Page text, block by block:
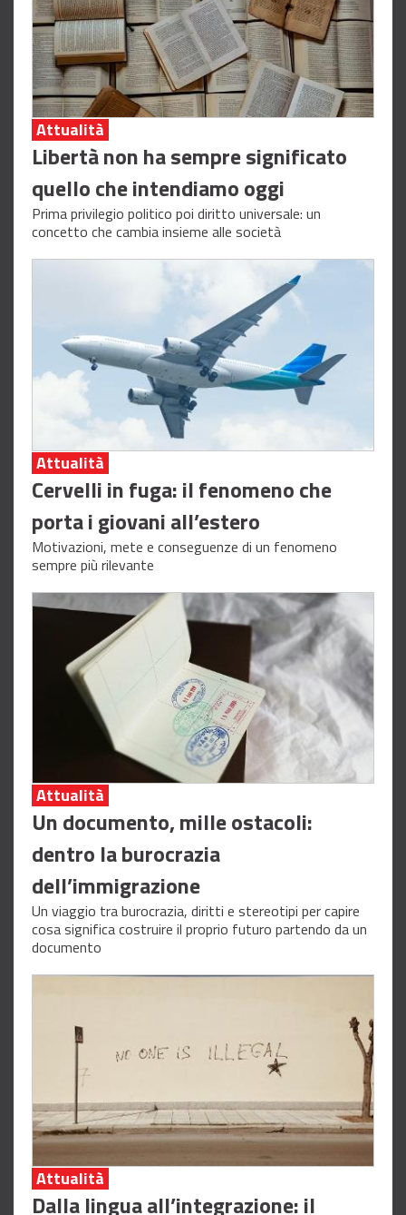
Attualità
Libertà non ha sempre significato
quello che intendiamo oggi
Prima privilegio politico poi diritto universale: un
concetto che cambia insieme alle società
Attualità
Cervelli in fuga: il fenomeno che
porta i giovani all’estero
Motivazioni, mete e conseguenze di un fenomeno
sempre più rilevante
Attualità
Un documento, mille ostacoli:
dentro la burocrazia
dell’immigrazione
Un viaggio tra burocrazia, diritti e stereotipi per capire
cosa significa costruire il proprio futuro partendo da un
documento
Attualità
Dalla lingua all’integrazione: il